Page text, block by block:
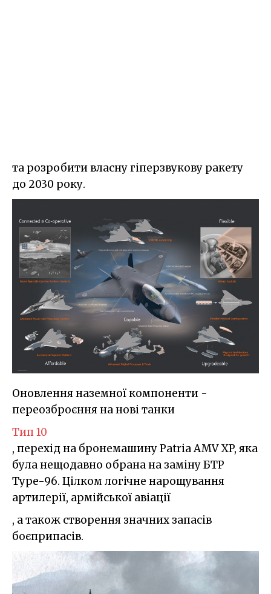
та розробити власну гіперзвукову ракету
до 2030 року.
Оновлення наземної компоненти -
переозброєння на нові танки
Тип 10
, перехід на бронемашину Patria AMV XP, яка
була нещодавно обрана на заміну БТР
Type-96. Цілком логічне нарощування
артилерії, армійської авіації
, а також створення значних запасів
боєприпасів.